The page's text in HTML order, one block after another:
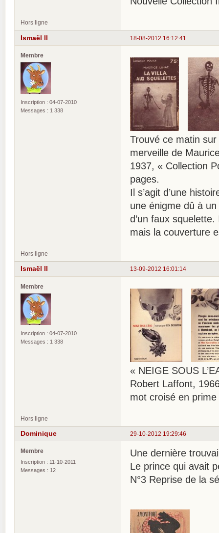
Hors ligne
18-08-2012 16:12:41
Ismaël II
Membre
Inscription : 04-07-2010
Messages : 1 338
Trouvé ce matin
merveille de
1937, « Collection
pages.
Il s’agit d’une
une énigme dû à
d’un faux
mais la couverture
Hors ligne
13-09-2012 16:01:14
Ismaël II
Membre
Inscription : 04-07-2010
Messages : 1 338
« NEIGE SOUS
Robert Laffont,
mot croisé en
Hors ligne
29-10-2012 19:29:46
Dominique
Membre
Inscription : 11-10-2011
Messages : 12
Une dernière
Le prince qui avait
N°3 Reprise de la